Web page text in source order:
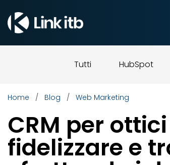
Tutti HubSpot
Home / Blog / Web Marketing
CRM per
fidelizzare e